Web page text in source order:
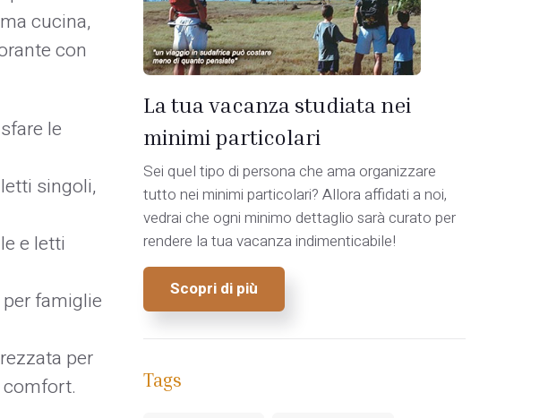
cucina,
con
le
singoli,
e letti
famiglie
per
comfort.
La tua vacanza studiata nei
minimi particolari
Sei quel tipo di persona che ama organizzare
tutto nei minimi particolari? Allora affidati a noi,
vedrai che ogni minimo dettaglio sarà curato per
rendere la tua vacanza indimenticabile!
Scopri di più
Tags